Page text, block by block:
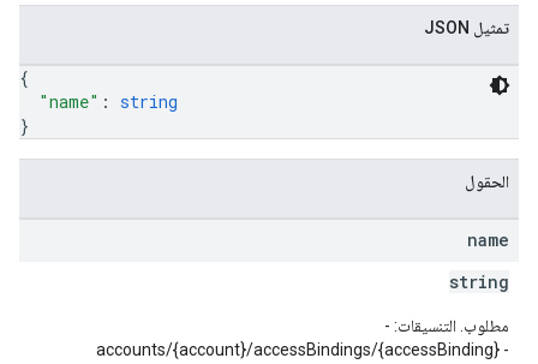
تمثيل JSON
{
"name" : string
}
الحقول
name
string
مطلوب. التنسيقات: -
accounts/{account}/accessBindings/{accessBinding} -